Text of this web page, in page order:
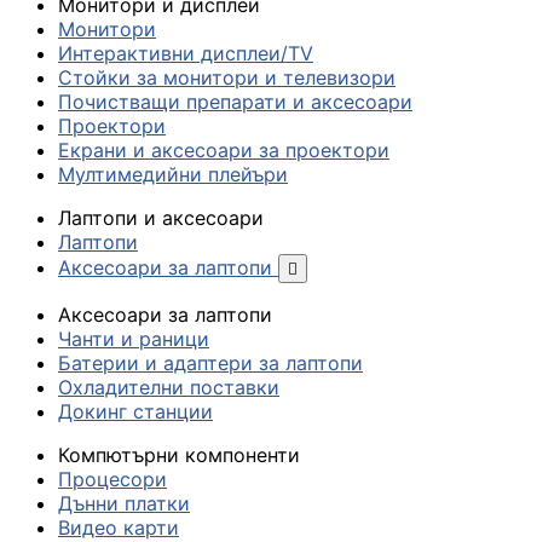
Монитори
Интерактивни дисплеи/TV
Стойки за монитори и телевизори
Почистващи препарати и аксесоари
Проектори
Екрани и аксесоари за проектори
Мултимедийни плейъри
Лаптопи и аксесоари
Лаптопи
Аксесоари за лаптопи

Аксесоари за лаптопи
Чанти и раници
Батерии и адаптери за лаптопи
Охладителни поставки
Докинг станции
Компютърни компоненти
Процесори
Дънни платки
Видео карти